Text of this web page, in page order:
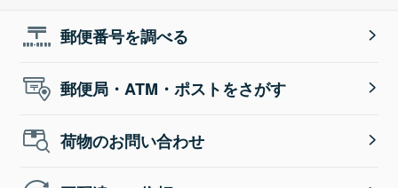
郵便番号を調べる
郵便局・ATM・ポストをさがす
荷物のお問い合わせ